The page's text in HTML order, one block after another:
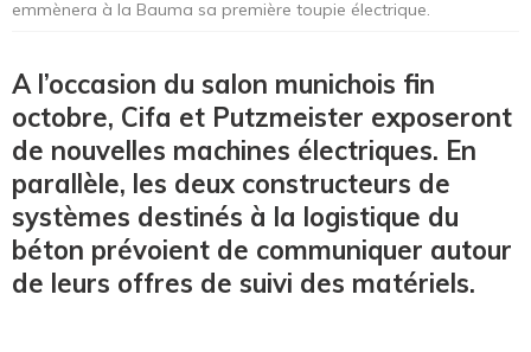
emmènera à la Bauma sa première toupie électrique.
A l’occasion du salon munichois fin
octobre, Cifa et Putzmeister exposeront
de nouvelles machines électriques. En
parallèle, les deux constructeurs de
systèmes destinés à la logistique du
béton prévoient de communiquer autour
de leurs offres de suivi des matériels.